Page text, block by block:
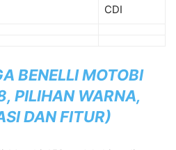
CDI
BENELLI MOTOBI
PILIHAN WARNA,
DAN FITUR)